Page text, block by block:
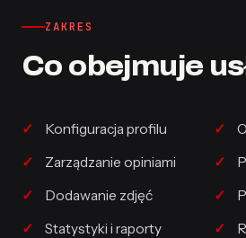
ZAKRES
Co obejmuje
Konfiguracja profilu
Zarządzanie opiniami
Dodawanie zdjęć
Statystyki i raporty